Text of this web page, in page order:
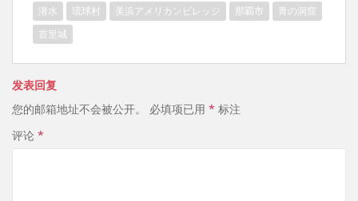
at ei
b
a
n
潜水
琉球村 美浜アメリカンビレッジ 那覇市
青の洞窟
首里城
发表回复
您的邮箱地址不会被公开。 必填项已用 * 标注
评论 *